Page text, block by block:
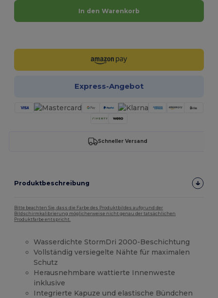
In den Warenkorb
Express-Angebot
Schneller Versand
Produktbeschreibung
Bitte beachten Sie, dass die Farbe des Produktbildes aufgrund der
Bildschirmkalibrierung möglicherweise nicht genau der tatsächlichen
Produktfarbe entspricht.
Wasserdichte StormDri 2000-Beschichtung
Vollständig versiegelte Nähte für maximalen
Schutz
Herausnehmbare wattierte Innenweste
inklusive
Integrierte Kapuze und elastische Bündchen